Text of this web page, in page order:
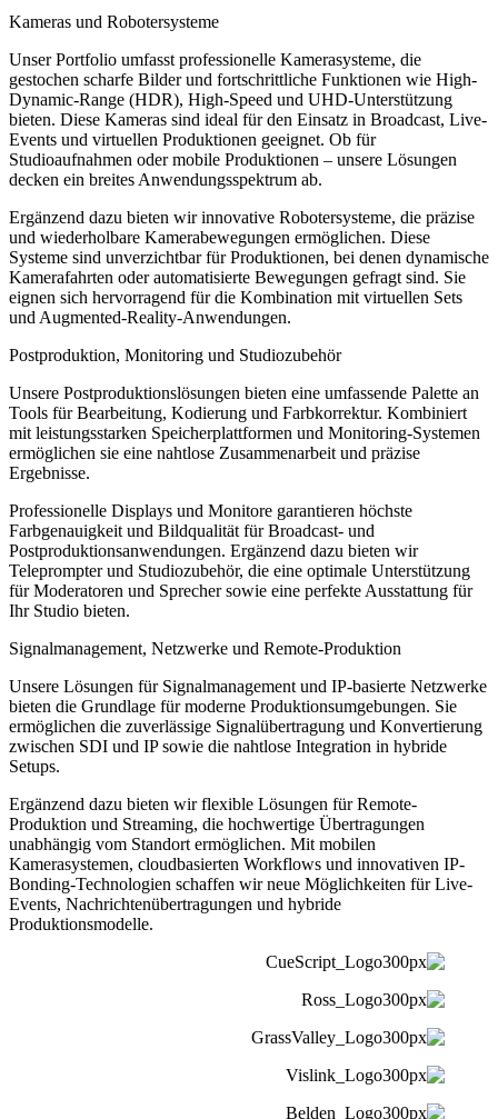
Kameras und Robotersysteme
Unser Portfolio umfasst professionelle Kamerasysteme, die
gestochen scharfe Bilder und fortschrittliche Funktionen wie High-
Dynamic-Range (HDR), High-Speed und UHD-Unterstützung
bieten. Diese Kameras sind ideal für den Einsatz in Broadcast, Live-
Events und virtuellen Produktionen geeignet. Ob für
Studioaufnahmen oder mobile Produktionen – unsere Lösungen
decken ein breites Anwendungsspektrum ab.
Ergänzend dazu bieten wir innovative Robotersysteme, die präzise
und wiederholbare Kamerabewegungen ermöglichen. Diese
Systeme sind unverzichtbar für Produktionen, bei denen dynamische
Kamerafahrten oder automatisierte Bewegungen gefragt sind. Sie
eignen sich hervorragend für die Kombination mit virtuellen Sets
und Augmented-Reality-Anwendungen.
Postproduktion, Monitoring und Studiozubehör
Unsere Postproduktionslösungen bieten eine umfassende Palette an
Tools für Bearbeitung, Kodierung und Farbkorrektur. Kombiniert
mit leistungsstarken Speicherplattformen und Monitoring-Systemen
ermöglichen sie eine nahtlose Zusammenarbeit und präzise
Ergebnisse.
Professionelle Displays und Monitore garantieren höchste
Farbgenauigkeit und Bildqualität für Broadcast- und
Postproduktionsanwendungen. Ergänzend dazu bieten wir
Teleprompter und Studiozubehör, die eine optimale Unterstützung
für Moderatoren und Sprecher sowie eine perfekte Ausstattung für
Ihr Studio bieten.
Signalmanagement, Netzwerke und Remote-Produktion
Unsere Lösungen für Signalmanagement und IP-basierte Netzwerke
bieten die Grundlage für moderne Produktionsumgebungen. Sie
ermöglichen die zuverlässige Signalübertragung und Konvertierung
zwischen SDI und IP sowie die nahtlose Integration in hybride
Setups.
Ergänzend dazu bieten wir flexible Lösungen für Remote-
Produktion und Streaming, die hochwertige Übertragungen
unabhängig vom Standort ermöglichen. Mit mobilen
Kamerasystemen, cloudbasierten Workflows und innovativen IP-
Bonding-Technologien schaffen wir neue Möglichkeiten für Live-
Events, Nachrichtenübertragungen und hybride
Produktionsmodelle.